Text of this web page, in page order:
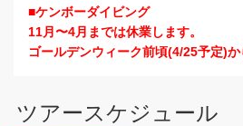
■ケンボーダイビング
11月〜4月までは休業します。
ゴールデンウィーク前頃(4/25予定)か
ツアースケジュール